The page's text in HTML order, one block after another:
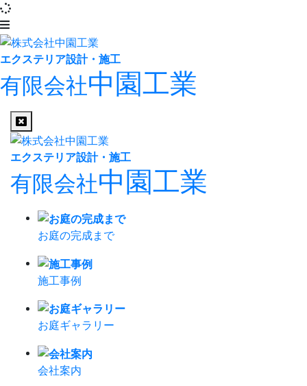
エクステリア設計・施工
有限会社中園工業
エクステリア設計・施工
有限会社中園工業
お庭の完成まで
施工事例
お庭ギャラリー
会社案内